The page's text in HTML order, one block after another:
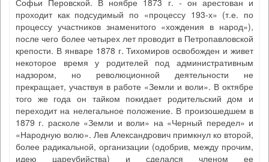
Софьи Перовской. В ноябре 1873 г. - он арестован и
проходит как подсудимый по «процессу 193-х» (т.е. по
процессу участников знаменитого «хождения в народ»),
после чего более четырех лет проводит в Петропавловской
крепости. В январе 1878 г. Тихомиров освобожден и живет
некоторое время у родителей под административным
надзором, но революционной деятельности не
прекращает, участвуя в работе «Земли и воли». В октябре
того же года он тайком покидает родительский дом и
переходит на нелегальное положение. В произошедшем в
1879 г. расколе «Земли и воли» на «Черный передел» и
«Народную волю». Лев Александрович примкнул ко второй,
более радикальной, организации (одобрив, между прочим,
идею цареубийства) и сделался членом ее